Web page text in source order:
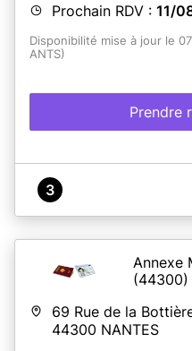
Prochain RDV : 11/
Disponibilité mise à jour le
ANTS)
Prendre
3
Annexe
(44300)
69 Rue de la
44300 NANTES